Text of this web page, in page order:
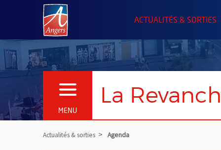
Angers.fr : Retour à l'accueil
ACTUALITÉS & SORTIES
MENU
OUVRIR LE MENU La
Actualités & sorties Agenda